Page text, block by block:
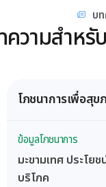
บ
วามสำหรั
โภชนาการเพื่อสุข
ข้อมูลโภชนาการ
มะขามเทศ ประโย
บริโภค